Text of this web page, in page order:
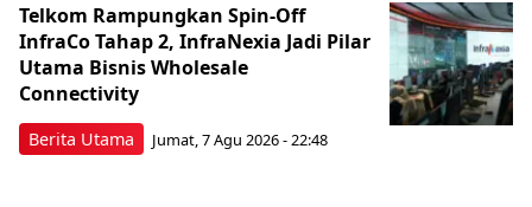
Berita Utama
Telkom Rampungkan Spin-Off
InfraCo Tahap 2, InfraNexia Jadi Pilar
Utama Bisnis Wholesale
Connectivity
Jumat, 7 Agu 2026 - 22:48